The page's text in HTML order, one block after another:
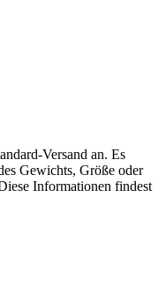
Versand an. Es
Gewichts, Größe oder
Informationen findest